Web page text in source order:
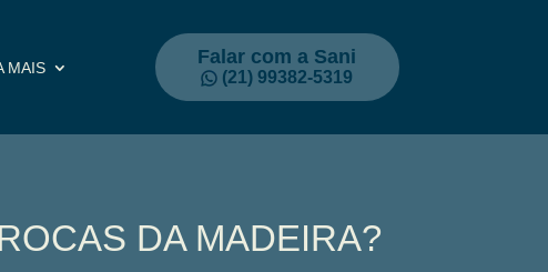
MAIS Falar com a Sani
(21) 99382-5319
DA MADEIRA?